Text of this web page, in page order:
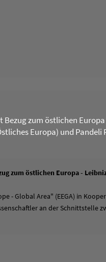
zum östlichen
Europa) und Pandeli
zum östlichen Europa -
- Global Area" (EEGA) in
an der Schnittstelle